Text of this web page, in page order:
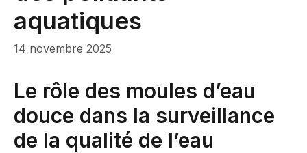
aquatiques
14 novembre 2025
Le rôle des moules d’eau
douce dans la surveillance
de la qualité de l’eau